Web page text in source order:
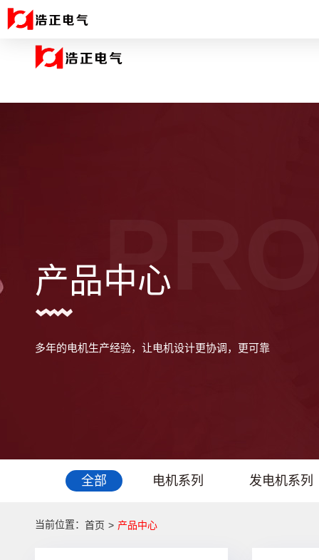
产品中心
多年的电机生产经验，让电机设计更协调，更可靠
全部 电机系列 发电机系列
当前位置： 首页 > 产品中心